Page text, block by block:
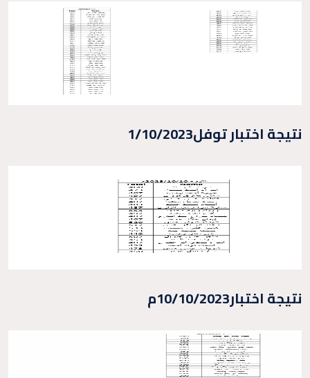
نتيجة اختبار توفل1/10/2023
نتيجة اختبار10/10/2023م